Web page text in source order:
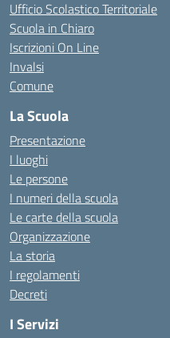
Ufficio Scolastico Territoriale
Scuola in Chiaro
Iscrizioni On Line
Invalsi
Comune
La Scuola
Presentazione
I luoghi
Le persone
I numeri della scuola
Le carte della scuola
Organizzazione
La storia
I regolamenti
Decreti
I Servizi